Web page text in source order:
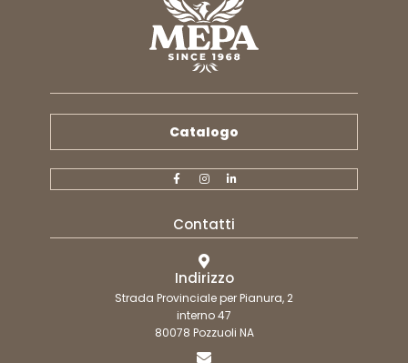
Catalogo
Contatti
Indirizzo
Strada Provinciale per Pianura, 2
interno 47
80078 Pozzuoli NA